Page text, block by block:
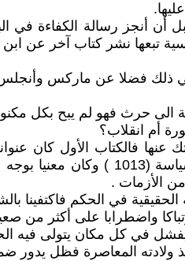
أنجز رسالة الكفاءة في
تبعها نشر كتاب آخر
ذلك فضلا عن ماركس
حرث فهو لم يبح بكل
أم انقلاب؟
من الأزمات .
في الحكم فاكتفينا
واضطرابا على أكثر من
يفشل في كل مكان يتولى فيه
ولادته المعاصرة فظل يدور